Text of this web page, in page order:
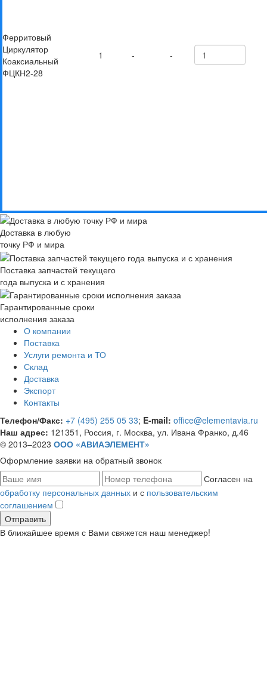
Ферритовый
Циркулятор
Коаксиальный
ФЦКН2-28
1 - -
Доставка в любую
точку РФ и мира
Поставка запчастей текущего
года выпуска и с хранения
Гарантированные сроки
исполнения заказа
О компании
Поставка
Услуги ремонта и ТО
Склад
Доставка
Экспорт
Контакты
Телефон/Факс: +7 (495) 255 05 33; E-mail: office@elementavia.ru
Наш адрес: 121351, Россия, г. Москва, ул. Ивана Франко, д.46
© 2013–2023 ООО «АВИАЭЛЕМЕНТ»
Оформление заявки на обратный звонок
Согласен на
обработку персональных данных и с пользовательским
соглашением
В ближайшее время с Вами свяжется наш менеджер!